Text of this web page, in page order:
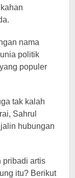
nama
politik
populer
tak kalah
Sahrul
hubungan
pribadi artis
itu? Berikut